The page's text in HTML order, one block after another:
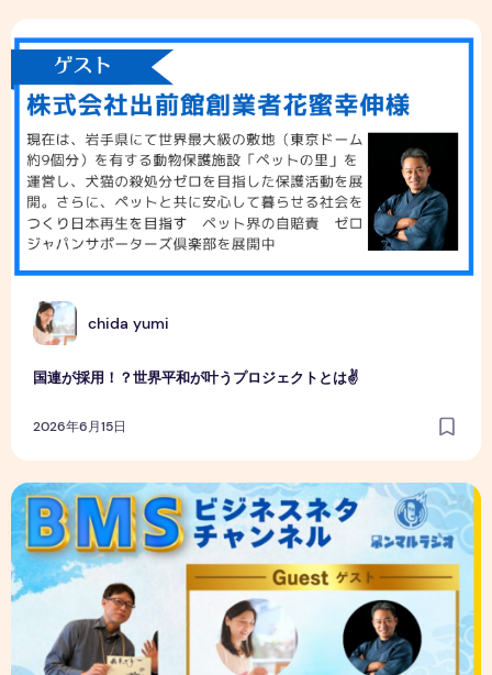
C chida yumi
国連が採用！？世界平和が叶うプロジェクトとは✌
2026年6月15日
国連が採用！？世界平和が叶うプロジェクトとは✌
殺処分ゼロで日本再生！？